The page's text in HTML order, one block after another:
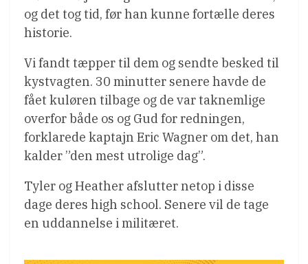
og det tog tid, før han kunne fortælle deres
historie.
Vi fandt tæpper til dem og sendte besked til
kystvagten. 30 minutter senere havde de
fået kuløren tilbage og de var taknemlige
overfor både os og Gud for redningen,
forklarede kaptajn Eric Wagner om det, han
kalder ”den mest utrolige dag”.
Tyler og Heather afslutter netop i disse
dage deres high school. Senere vil de tage
en uddannelse i militæret.